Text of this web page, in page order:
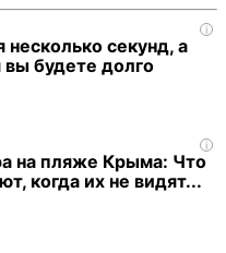
i
несколько секунд, а
вы будете долго
i
на пляже Крыма: Что
когда их не видят...